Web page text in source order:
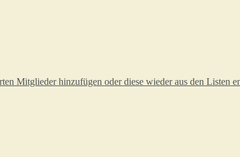
Mitglieder hinzufügen oder diese wieder aus den Listen